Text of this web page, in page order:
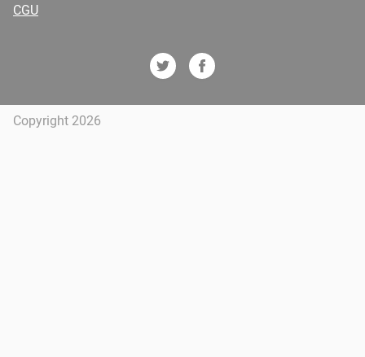
CGU
Copyright 2026